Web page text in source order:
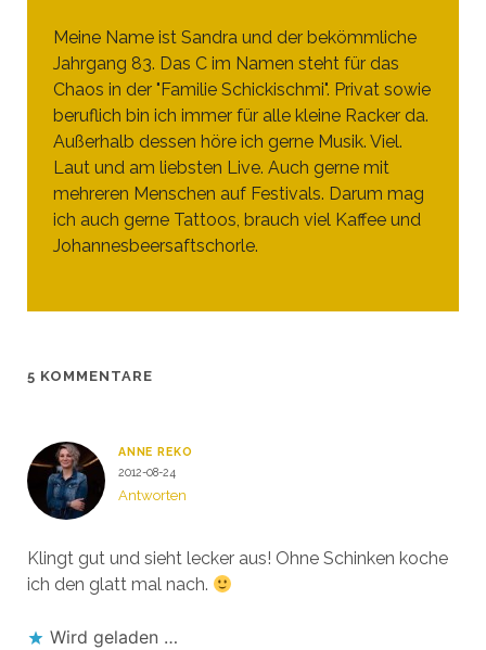
Meine Name ist Sandra und der bekömmliche
Jahrgang 83. Das C im Namen steht für das
Chaos in der "Familie Schickischmi". Privat sowie
beruflich bin ich immer für alle kleine Racker da.
Außerhalb dessen höre ich gerne Musik. Viel.
Laut und am liebsten Live. Auch gerne mit
mehreren Menschen auf Festivals. Darum mag
ich auch gerne Tattoos, brauch viel Kaffee und
Johannesbeersaftschorle.
5 KOMMENTARE
ANNE REKO
2012-08-24
Antworten
Klingt gut und sieht lecker aus! Ohne Schinken koche
ich den glatt mal nach.
Wird geladen …